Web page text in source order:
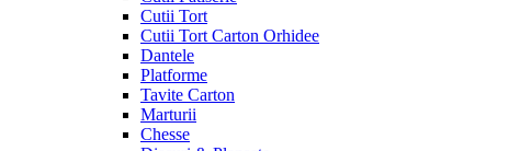
Cutii Tort
Cutii Tort Carton Orhidee
Dantele
Platforme
Tavite Carton
Marturii
Chesse